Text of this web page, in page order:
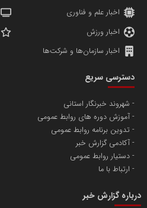
پایگاه اطلاع رسانی اعتلای
تامین آهن اسفنجی تولیدکنندگان فولاد
مسعودصادقی
اخبار علم و فناوری
اخبار ورزش
اخبار سازمان‌ها و شرکت‌ها
دسترسی سریع
شهروند خبرنگار استانی
آموزش دوره های روابط عمومی
تدوین برنامه روابط عمومی
آکادمی گزارش خبر
دستیار روابط عمومی
ارتباط با ما
درباره گزارش خبر